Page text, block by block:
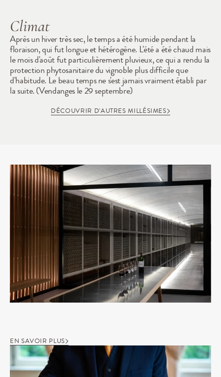
DÉCOUVRIR D'AUTRES MILLÉSIMES
Climat
Après un hiver très sec, le temps a été humide pendant la
floraison, qui fut longue et hétérogène. L'été a été chaud mais
le mois d'août fut particulièrement pluvieux, ce qui a rendu la
protection phytosanitaire du vignoble plus difficile que
d'habitude. Le beau temps ne s'est jamais vraiment établi par
la suite. (Vendanges le 29 septembre)
EN SAVOIR PLUS